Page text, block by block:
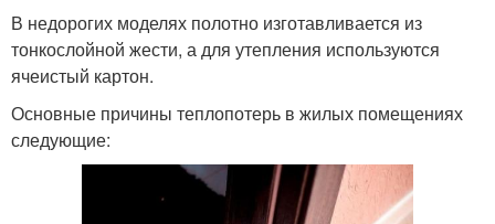
В недорогих моделях полотно изготавливается из
тонкослойной жести, а для утепления используются
ячеистый картон.
Основные причины теплопотерь в жилых помещениях
следующие: